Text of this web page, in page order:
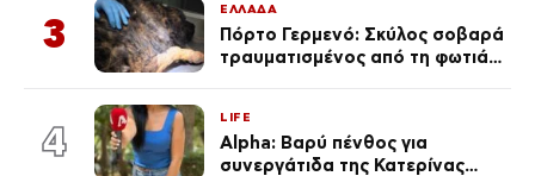
3
ΕΛΛΑΔΑ
Πόρτο Γερμενό: Σκύλος σοβαρά
τραυματισμένος από τη φωτιά
4
LIFE
Alpha: Βαρύ πένθος για
συνεργάτιδα της Κατερίνας